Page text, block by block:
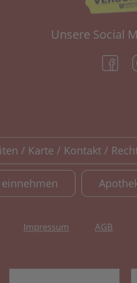
Unsere Social
/ Karte / Kontakt /
Impressum AGB